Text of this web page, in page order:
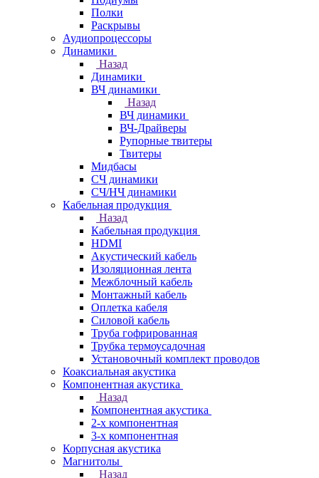
Полки
Раскрывы
Аудиопроцессоры
Динамики
Назад
Динамики
ВЧ динамики
Назад
ВЧ динамики
ВЧ-Драйверы
Рупорные твитеры
Твитеры
Мидбасы
СЧ динамики
СЧ/НЧ динамики
Кабельная продукция
Назад
Кабельная продукция
HDMI
Акустический кабель
Изоляционная лента
Межблочный кабель
Монтажный кабель
Оплетка кабеля
Силовой кабель
Труба гофрированная
Трубка термоусадочная
Установочный комплект проводов
Коаксиальная акустика
Компонентная акустика
Назад
Компонентная акустика
2-х компонентная
3-х компонентная
Корпусная акустика
Магнитолы
Назад